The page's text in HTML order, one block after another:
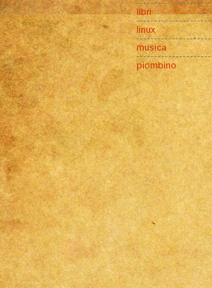
libri
linux
musica
piombino